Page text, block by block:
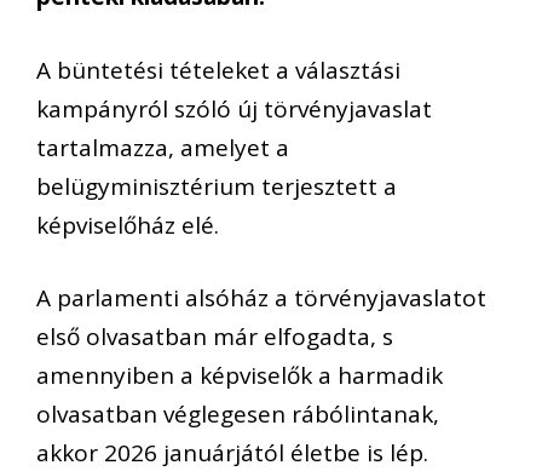
A büntetési tételeket a választási
kampányról szóló új törvényjavaslat
tartalmazza, amelyet a
belügyminisztérium terjesztett a
képviselőház elé.
A parlamenti alsóház a törvényjavaslatot
első olvasatban már elfogadta, s
amennyiben a képviselők a harmadik
olvasatban véglegesen rábólintanak,
akkor 2026 januárjától életbe is lép.